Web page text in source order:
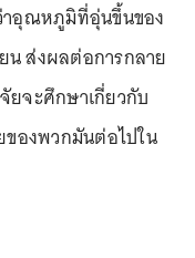
าอุณหภูมิที่อุ่นขึ้นของ
น ส่งผลต่อการกลาย
จะศึกษาเกี่ยวกับ
ของพวกมันต่อไปใน